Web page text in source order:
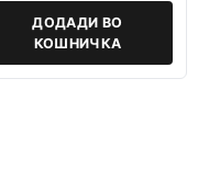
ДОДАДИ ВО
КОШНИЧКА